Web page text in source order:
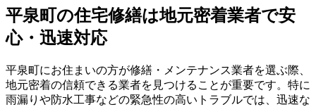
平泉町の住宅修繕は地元密着業者で安
心・迅速対応
平泉町にお住まいの方が修繕・メンテナンス業者を選ぶ際、
地元密着の信頼できる業者を見つけることが重要です。特に
雨漏りや防水工事などの緊急性の高いトラブルでは、迅速な